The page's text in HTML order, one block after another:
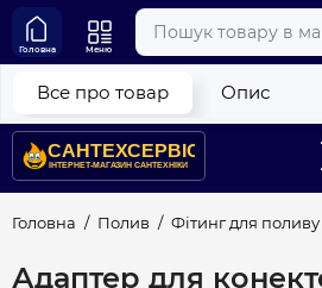
Головна Меню
Головна Полив Фітинг для поливу
Адаптер для
Все про товар Опис